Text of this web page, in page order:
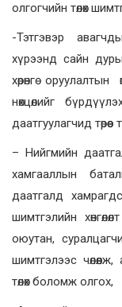
олгогчийн төлөх
-Тэтгэвэр
хүрээнд сайн
хөрөнгө оруулалтын
нөхцөлийг
даатгуулагчид
– Нийгмийн
хамгааллын
даатгалд
шимтгэлийн
оюутан,
шимтгэлээс
төлөх боломж олгох,